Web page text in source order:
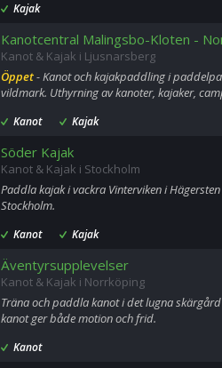
Kajak
Kanotcentral Malingsbo-Kloten -
Kanot & Kajak i Ljusnarsberg
Öppet- Kanot och kajakpaddling i
vildmark. Uthyrning av kanoter, kajaker,
Kanot Kajak
Söder Kajak
Kanot & Kajak i Stockholm
Paddla kajak i vackra Vinterviken i
Stockholm.
Kanot Kajak
Äventyrsupplevelser
Kanot & Kajak i Norrköping
Träna och paddla kanot i det lugna
kanot ger både motion och frid.
Kanot